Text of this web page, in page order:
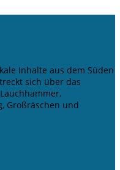
Inhalte aus dem Süden
sich über das
Großräschen und